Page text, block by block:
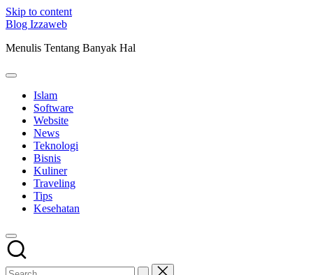
Skip to content
Blog Izzaweb
Menulis Tentang Banyak Hal
Islam
Software
Website
News
Teknologi
Bisnis
Kuliner
Traveling
Tips
Kesehatan